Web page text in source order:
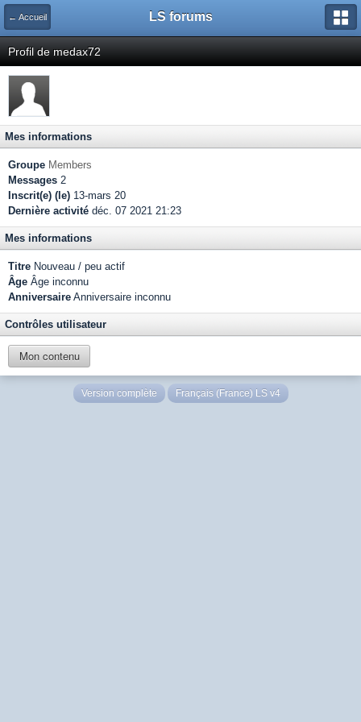
← Accueil LS forums
Profil de medax72
Mes informations
Groupe Members
Messages 2
Inscrit(e) (le) 13-mars 20
Dernière activité déc. 07 2021 21:23
Mes informations
Titre Nouveau / peu actif
Âge Âge inconnu
Anniversaire Anniversaire inconnu
Contrôles utilisateur
Mon contenu
Version complète Français (France) LS v4